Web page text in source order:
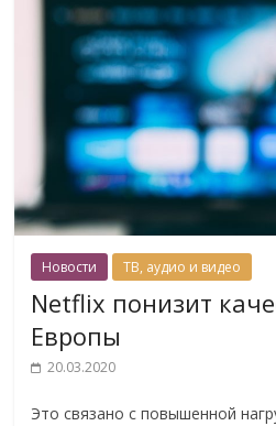
Новости ТВ, аудио и видео
Netflix понизит
Европы
20.03.2020
Это связано с повышенной